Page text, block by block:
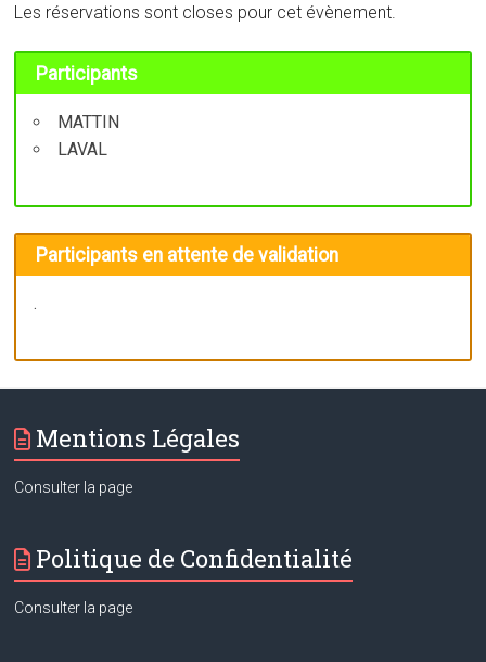
Les réservations sont closes pour cet évènement.
Participants
MATTIN
LAVAL
Participants en attente de validation
.
Mentions Légales
Consulter la page
Politique de Confidentialité
Consulter la page